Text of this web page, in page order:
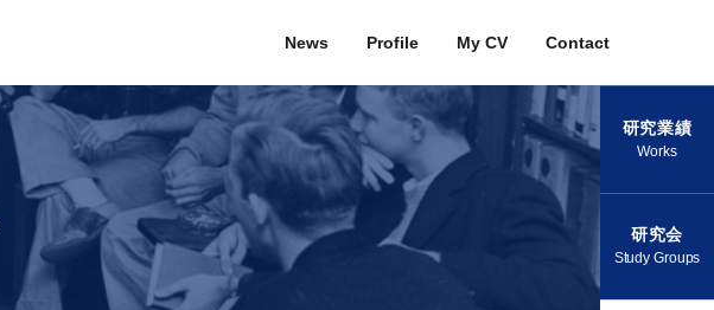
News Profile My CV Contact
研究業績
Works
研究会
Study Groups